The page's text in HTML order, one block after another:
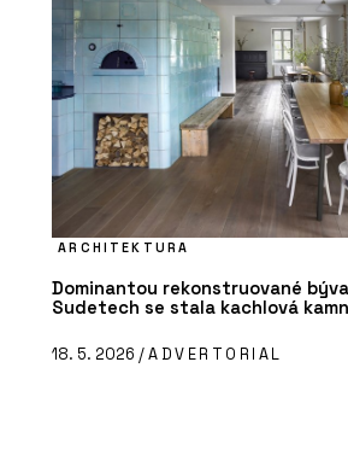
ARCHITEKTURA
Dominantou rekonstruované
Sudetech se stala kachlová
18. 5. 2026 /ADVERTORIAL